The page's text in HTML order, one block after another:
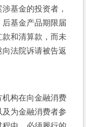
基金的投资者，
基金产品期限届
和清算款，而未
法院诉请被告返
构在向金融消费
为金融消费者参